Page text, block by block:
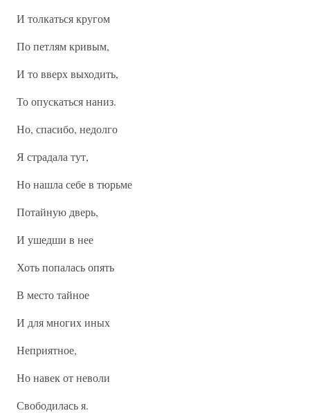
И толкаться кругом
По петлям кривым,
И то вверх выходить,
То опускаться наниз.
Но, спасибо, недолго
Я страдала тут,
Но нашла себе в тюрьме
Потайную дверь,
И ушедши в нее
Хоть попалась опять
В место тайное
И для многих иных
Неприятное,
Но навек от неволи
Свободилась я.